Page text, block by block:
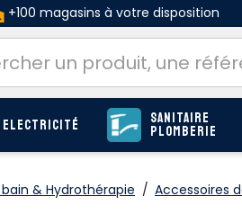
+100 magasins à votre disposition
Electricité Sanitaire
Plomberie
& Hydrothérapie / Accessoires